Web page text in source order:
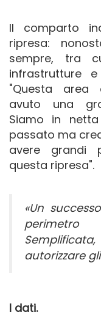
Il comparto
ripresa:
sempre, tra
infrastrutture
"Questa area
avuto una
Siamo in
passato ma
avere grandi
questa ripresa".
«Un
perimetro
autorizzare
I dati.